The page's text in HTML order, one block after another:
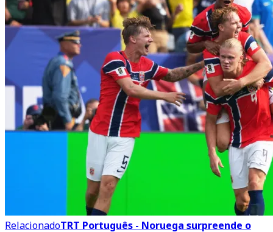
RelacionadoTRT Português - Noruega surpreende o